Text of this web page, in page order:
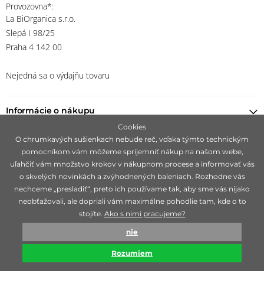
Provozovna*:
La BiOrganica s.r.o.
Slepá I 98/25
Praha 4 142 00
Nejedná sa o výdajňu tovaru
Informácie o nákupu
Nájsť predajcu
Ostaňte s nami v kontakte
Zameriavame sa na hľadanie čisto prírodných značiek, ideálne 100%
bio, ktoré sú mimoriadne svojou účinnosťou.
© biorganica 1993-2026
Technicky zajišťujeSimplia s.r.o.
Cookies
O chrumkavých sušienkach nebude reč, vďaka týmto technickým
pomocníkom vám môžeme spríjemniť nákup na našom webe,
uľahčiť vám množstvo krokov v nákupnom procese a informovať vás
o skvelých novinkách a zvýhodnených baleniach. Rozhodne vás
nechceme „presladiť“, preto ich používame tak, aby sme vás nijako
neobťažovali, ale dopriali vám maximálne pohodlie tam, kde o to
stojíte. Ako s nimi pracujeme?
nie
Rozumiem